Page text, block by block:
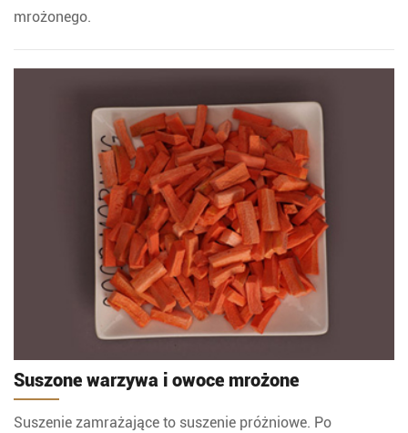
mrożonego.
Suszone warzywa i owoce mrożone
Suszenie zamrażające to suszenie próżniowe. Po